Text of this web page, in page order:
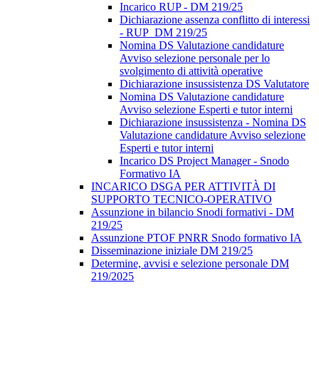
Incarico RUP - DM 219/25
Dichiarazione assenza conflitto di interessi
- RUP_DM 219/25
Nomina DS Valutazione candidature
Avviso selezione personale per lo
svolgimento di attività operative
Dichiarazione insussistenza DS Valutatore
Nomina DS Valutazione candidature
Avviso selezione Esperti e tutor interni
Dichiarazione insussistenza - Nomina DS
Valutazione candidature Avviso selezione
Esperti e tutor interni
Incarico DS Project Manager - Snodo
Formativo IA
INCARICO DSGA PER ATTIVITÀ DI
SUPPORTO TECNICO-OPERATIVO
Assunzione in bilancio Snodi formativi - DM
219/25
Assunzione PTOF PNRR Snodo formativo IA
Disseminazione iniziale DM 219/25
Determine, avvisi e selezione personale DM
219/2025